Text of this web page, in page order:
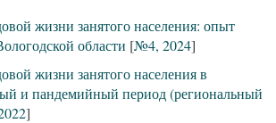
жизни занятого населения: опыт
области [№4, 2024]
жизни занятого населения в
и пандемийный период (региональный
]